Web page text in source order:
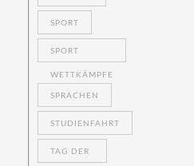
SPORT
SPORT
WETTKÄMPFE
SPRACHEN
STUDIENFAHRT
TAG DER